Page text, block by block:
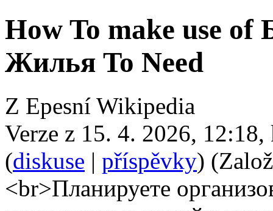
How To make use
Жилья To Need
Z Epesní Wikipedia
Verze z 15. 4. 2026,
(diskuse | příspěvky)
<br>Планируете